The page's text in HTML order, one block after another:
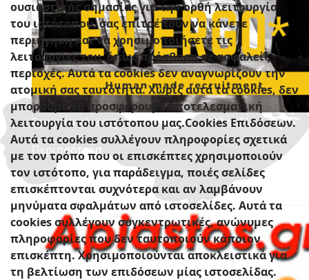
Γραφείο εύρεσης εργασίας στην Ολλανδία !
Περισσότερα
ουσιαστικής σημασίας για την ορθή λειτουργία
του ιστότοπου, σας επιτρέπουν να κάνετε
περιήγηση και να χρησιμοποιήσετε τις
λειτουργίες του, όπως πρόσβαση σε ασφαλείς
περιοχές. Αυτά τα cookies δεν αναγνωρίζουν την
ατομική σας ταυτότητα. Χωρίς αυτά τα cookies, δεν
μπορούμε να προσφέρουμε αποτελεσματική
λειτουργία του ιστότοπου μας.Cookies Επιδόσεων.
Αυτά τα cookies συλλέγουν πληροφορίες σχετικά
με τον τρόπο που οι επισκέπτες χρησιμοποιούν
τον ιστότοπο, για παράδειγμα, ποιές σελίδες
επισκέπτονται συχνότερα και αν λαμβάνουν
μηνύματα σφαλμάτων από ιστοσελίδες. Αυτά τα
cookies συλλέγουν συγκεντρωτικές, ανώνυμες
πληροφορίες που δεν ταυτοποιούν κάποιον
επισκέπτη. Χρησιμοποιούνται αποκλειστικά για
τη βελτίωση των επιδόσεων μίας ιστοσελίδας.